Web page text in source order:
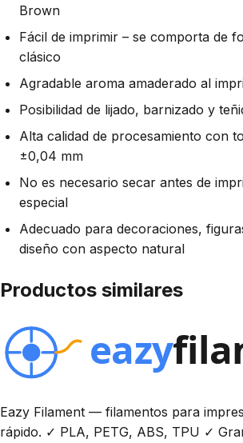
Brown
Fácil de imprimir – se comporta de
clásico
Agradable aroma amaderado al
Posibilidad de lijado, barnizado y
Alta calidad de procesamiento con
±0,04 mm
No es necesario secar antes de
especial
Adecuado para decoraciones,
diseño con aspecto natural
Productos similares
Eazy Filament — filamentos para
rápido. ✓ PLA, PETG, ABS, TPU ✓